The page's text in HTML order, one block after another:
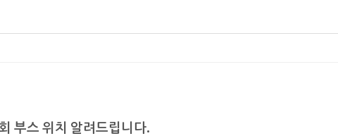
부스 위치 알려드립니다.